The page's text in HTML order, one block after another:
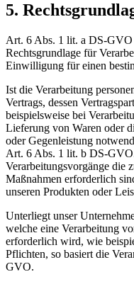
5.
Art. 6 Abs. 1 lit. a DS-GVO
Rechtsgrundlage für
Einwilligung für einen
Ist die Verarbeitung
Vertrags, dessen
beispielsweise bei
Lieferung von Waren oder
oder Gegenleistung
Art. 6 Abs. 1 lit. b DS-
Verarbeitungsvorgänge die
Maßnahmen erforderlich
unseren Produkten oder
Unterliegt unser
welche eine Verarbeitung
erforderlich wird, wie
Pflichten, so basiert die
GVO.